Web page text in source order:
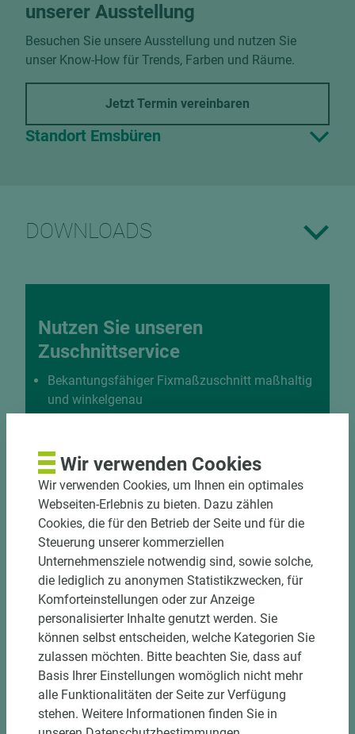
unserer Ausstellung
Besuchen Sie unsere Ausstellung und nutzen Sie
unser Know-How für Trends, Farben und Räume.
Jetzt Termin vereinbaren
Standort Emsbüren
DOWNLOADS
Nutzen Sie unseren
Zuschnittservice
Bekantungsfähiger Fixmaßzuschnitt maßhaltig
und winkelgenau
Hohe und präzise Leistung durch
Einzelteiletikettierung auf Wunsch möglich
Materialschonende und kundengerechte
Verpackung der Fixmaße
Jetzt Zuschnitt anfragen
Wir verwenden Cookies
Wir verwenden Cookies, um Ihnen ein optimales
Webseiten-Erlebnis zu bieten. Dazu zählen
Cookies, die für den Betrieb der Seite und für die
Steuerung unserer kommerziellen
Unternehmensziele notwendig sind, sowie solche,
die lediglich zu anonymen Statistikzwecken, für
Komforteinstellungen oder zur Anzeige
personalisierter Inhalte genutzt werden. Sie
können selbst entscheiden, welche Kategorien Sie
zulassen möchten. Bitte beachten Sie, dass auf
Basis Ihrer Einstellungen womöglich nicht mehr
alle Funktionalitäten der Seite zur Verfügung
stehen. Weitere Informationen finden Sie in